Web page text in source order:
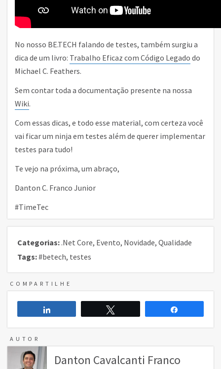
No nosso BE.TECH falando de testes, também surgiu a
dica de um livro: Trabalho Eficaz com Código Legado do
Michael C. Feathers.
Sem contar toda a documentação presente na nossa
Wiki.
Com essas dicas, e todo esse material, com certeza você
vai ficar um ninja em testes além de querer implementar
testes para tudo!
Te vejo na próxima, um abraço,
Danton C. Franco Junior
#TimeTec
Categorias: .Net Core, Evento, Novidade, Qualidade
Tags:#betech, testes
COMPARTILHE
AUTOR
Danton Cavalcanti Franco